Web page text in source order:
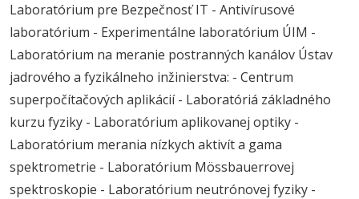
Laboratórium pre Bezpečnosť IT - Antivírusové
laboratórium - Experimentálne laboratórium ÚIM -
Laboratórium na meranie postranných kanálov Ústav
jadrového a fyzikálneho inžinierstva: - Centrum
superpočítačových aplikácií - Laboratóriá základného
kurzu fyziky - Laboratórium aplikovanej optiky -
Laboratórium merania nízkych aktivít a gama
spektrometrie - Laboratórium Mössbauerrovej
spektroskopie - Laboratórium neutrónovej fyziky -